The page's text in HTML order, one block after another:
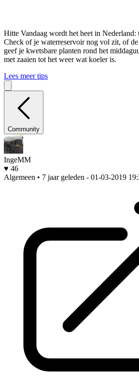
Hitte Vandaag wordt het heet in
Check of je waterreservoir nog vol zit, of
geef je kwetsbare planten rond het
met zaaien tot het weer wat koeler is.
Lees meer tips
Community
IngeMM
♥ 46
Algemeen • 7 jaar geleden - 01-03-2019